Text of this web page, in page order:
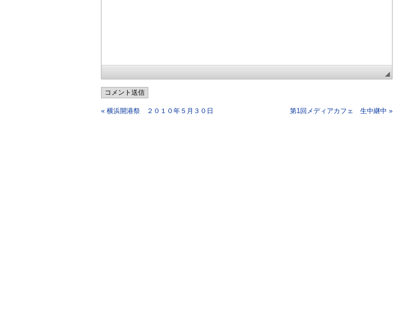
コメント送信
« 横浜開港祭 ２０１０年５月３０日 第1回メディアカフェ 生中継中 »